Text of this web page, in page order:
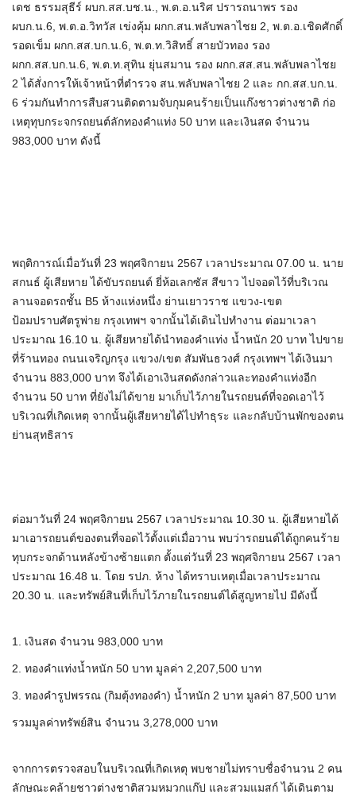
เดช ธรรมสุธีร์ ผบก.สส.บช.น., พ.ต.อ.นริศ ปรารถนาพร รอง
ผบก.น.6, พ.ต.อ.วิทวัส เข่งคุ้ม ผกก.สน.พลับพลาไชย 2, พ.ต.อ.เชิดศักดิ์
รอดเข็ม ผกก.สส.บก.น.6, พ.ต.ท.วิสิทธิ์ สายบัวทอง รอง
ผกก.สส.บก.น.6, พ.ต.ท.สุทิน ยุ่นสมาน รอง ผกก.สส.สน.พลับพลาไชย
2 ได้สั่งการให้เจ้าหน้าที่ตำรวจ สน.พลับพลาไชย 2 และ กก.สส.บก.น.
6 ร่วมกันทำการสืบสวนติดตามจับกุมคนร้ายเป็นแก๊งชาวต่างชาติ ก่อ
เหตุทุบกระจกรถยนต์ลักทองคำแท่ง 50 บาท และเงินสด จำนวน
983,000 บาท ดังนี้
พฤติการณ์เมื่อวันที่ 23 พฤศจิกายน 2567 เวลาประมาณ 07.00 น. นาย
สกนธ์ ผู้เสียหาย ได้ขับรถยนต์ ยี่ห้อเลกซัส สีขาว ไปจอดไว้ที่บริเวณ
ลานจอดรถชั้น B5 ห้างแห่งหนึ่ง ย่านเยาวราช แขวง-เขต
ป้อมปราบศัตรูพ่าย กรุงเทพฯ จากนั้นได้เดินไปทำงาน ต่อมาเวลา
ประมาณ 16.10 น. ผู้เสียหายได้นำทองคำแท่ง น้ำหนัก 20 บาท ไปขาย
ที่ร้านทอง ถนนเจริญกรุง แขวง/เขต สัมพันธวงศ์ กรุงเทพฯ ได้เงินมา
จำนวน 883,000 บาท จึงได้เอาเงินสดดังกล่าวและทองคำแท่งอีก
จำนวน 50 บาท ที่ยังไม่ได้ขาย มาเก็บไว้ภายในรถยนต์ที่จอดเอาไว้
บริเวณที่เกิดเหตุ จากนั้นผู้เสียหายได้ไปทำธุระ และกลับบ้านพักของตน
ย่านสุทธิสาร
ต่อมาวันที่ 24 พฤศจิกายน 2567 เวลาประมาณ 10.30 น. ผู้เสียหายได้
มาเอารถยนต์ของตนที่จอดไว้ตั้งแต่เมื่อวาน พบว่ารถยนต์ได้ถูกคนร้าย
ทุบกระจกด้านหลังข้างซ้ายแตก ตั้งแต่วันที่ 23 พฤศจิกายน 2567 เวลา
ประมาณ 16.48 น. โดย รปภ. ห้าง ได้ทราบเหตุเมื่อเวลาประมาณ
20.30 น. และทรัพย์สินที่เก็บไว้ภายในรถยนต์ได้สูญหายไป มีดังนี้
1. เงินสด จำนวน 983,000 บาท
2. ทองคำแท่งน้ำหนัก 50 บาท มูลค่า 2,207,500 บาท
3. ทองคำรูปพรรณ (กิมตุ้งทองคำ) น้ำหนัก 2 บาท มูลค่า 87,500 บาท
รวมมูลค่าทรัพย์สิน จำนวน 3,278,000 บาท
จากการตรวจสอบในบริเวณที่เกิดเหตุ พบชายไม่ทราบชื่อจำนวน 2 คน
ลักษณะคล้ายชาวต่างชาติสวมหมวกแก๊ป และสวมแมสก์ ได้เดินตาม